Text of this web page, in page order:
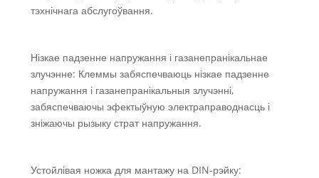
тэхнічнага абслугоўвання.
Нізкае падзенне напружання і газанепранікальнае
злучэнне: Клеммы забяспечваюць нізкае падзенне
напружання і газанепранікальныя злучэнні,
забяспечваючы эфектыўную электраправоднасць і
зніжаючы рызыку страт напружання.
Устойлівая ножка для мантажу на DIN-рэйку: